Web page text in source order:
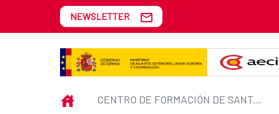
Skip to Main Content
Centro de Formación de Santa
NEWSLETTER
INICIO CENTRO DE FORMACIÓN DE SANTA CRUZ DE LA SIERRA: BOLIVIA